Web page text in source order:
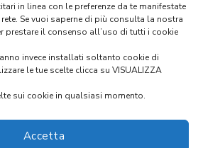
in linea con le preferenze da te manifestate
Se vuoi saperne di più consulta la nostra
prestare il consenso all’uso di tutti i cookie
invece installati soltanto cookie di
le tue scelte clicca su VISUALIZZA
sui cookie in qualsiasi momento.
Accetta